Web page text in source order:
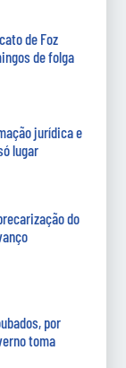
de Foz
de folga
jurídica e
lugar
do
por
toma